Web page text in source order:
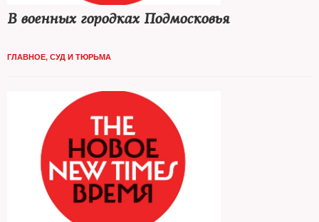
В военных городках Подмосковья
ГЛАВНОЕ, СУД И ТЮРЬМА